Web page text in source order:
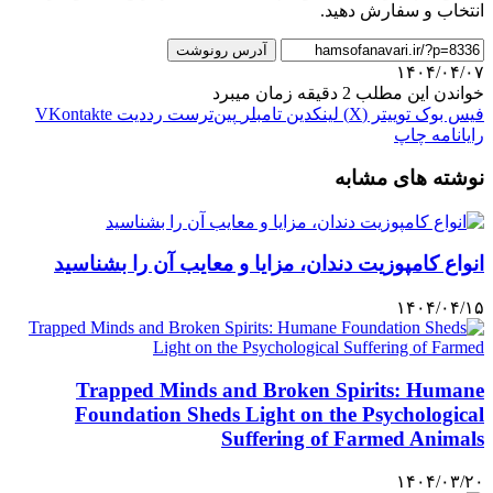
انتخاب و سفارش دهید.
آدرس رونوشت
۱۴۰۴/۰۴/۰۷
خواندن این مطلب 2 دقیقه زمان میبرد
فیس بوک توییتر (X) لینکدین ‫تامبلر ‫پین‌ترست ‫رددیت ‫VKontakte
رایانامه چاپ
نوشته های مشابه
انواع کامپوزیت دندان، مزایا و معایب آن را بشناسید
۱۴۰۴/۰۴/۱۵
Trapped Minds and Broken Spirits: Humane
Foundation Sheds Light on the Psychological
Suffering of Farmed Animals
۱۴۰۴/۰۳/۲۰